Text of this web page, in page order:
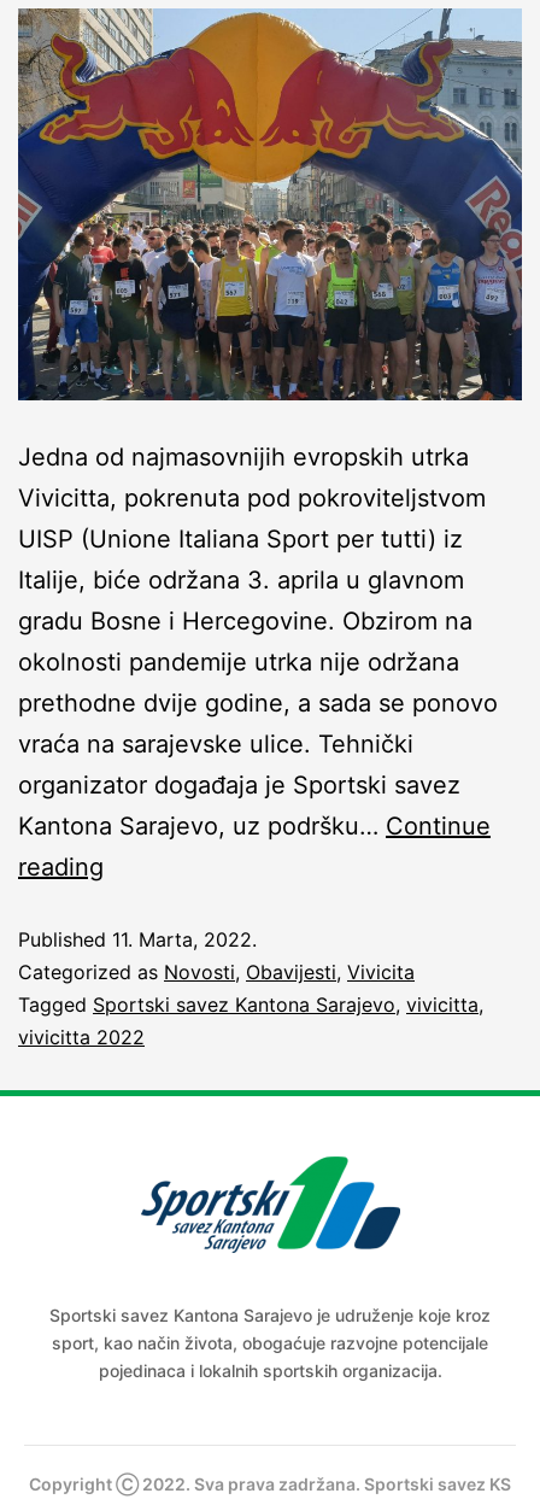
Jedna od najmasovnijih evropskih utrka
Vivicitta, pokrenuta pod pokroviteljstvom
UISP (Unione Italiana Sport per tutti) iz
Italije, biće održana 3. aprila u glavnom
gradu Bosne i Hercegovine. Obzirom na
okolnosti pandemije utrka nije održana
prethodne dvije godine, a sada se ponovo
vraća na sarajevske ulice. Tehnički
organizator događaja je Sportski savez
Kantona Sarajevo, uz podršku… Continue
reading
Published 11. Marta, 2022.
Categorized as Novosti, Obavijesti, Vivicita
Tagged Sportski savez Kantona Sarajevo, vivicitta,
vivicitta 2022
Sportski savez Kantona Sarajevo je udruženje koje kroz
sport, kao način života, obogaćuje razvojne potencijale
pojedinaca i lokalnih sportskih organizacija.
Copyright Ⓒ 2022. Sva prava zadržana. Sportski savez KS